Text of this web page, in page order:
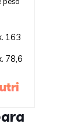
163
78,6